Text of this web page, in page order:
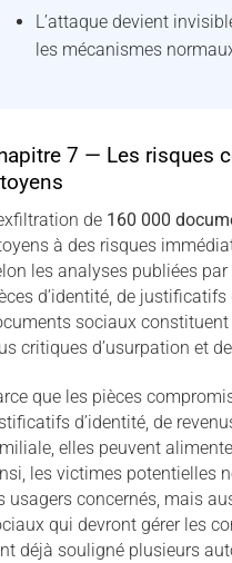
L’attaque devient
les mécanismes
7 — Les risques
de 160 000
à des risques
les analyses publiées par
d’identité, de justificatifs
sociaux constituent
critiques d’usurpation et
que les pièces
d’identité, de
elles peuvent
les victimes potentielles
usagers concernés, mais
qui devront gérer les
déjà souligné plusieurs